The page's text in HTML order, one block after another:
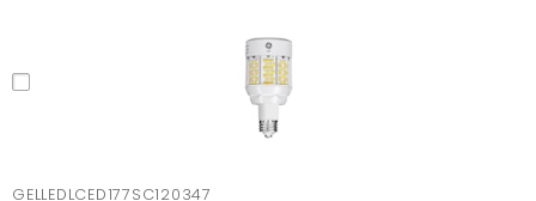
GELLEDLCED177SC120347